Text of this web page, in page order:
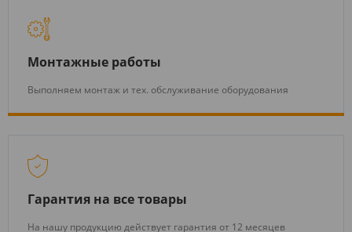
Монтажные работы
Выполняем монтаж и тех. обслуживание оборудования
Гарантия на все товары
На нашу продукцию действует гарантия от 12 месяцев